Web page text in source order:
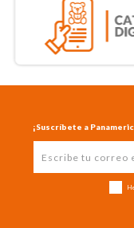
¡Suscríbete a